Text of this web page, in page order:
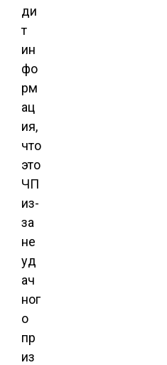
ди
т
ин
фо
рм
ац
ия,
что
это
ЧП
из-
за
не
уд
ач
ног
о
пр
из